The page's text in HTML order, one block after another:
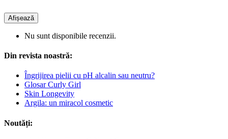
Afișează
Nu sunt disponibile recenzii.
Din revista noastră:
Îngrijirea pielii cu pH alcalin sau neutru?
Glosar Curly Girl
Skin Longevity
Argila: un miracol cosmetic
Noutăți: